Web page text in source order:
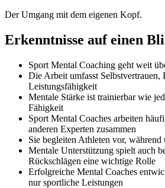
Der Umgang mit dem eigenen Kopf.
Erkenntnisse auf einen
Sport Mental Coaching geht weit
Die Arbeit umfasst Selbstvertrauen,
Leistungsfähigkeit
Mentale Stärke ist trainierbar wie
Fähigkeit
Sport Mental Coaches arbeiten
anderen Experten zusammen
Sie begleiten Athleten vor, während
Mentale Unterstützung spielt auch
Rückschlägen eine wichtige Rolle
Erfolgreiche Mental Coaches
nur sportliche Leistungen